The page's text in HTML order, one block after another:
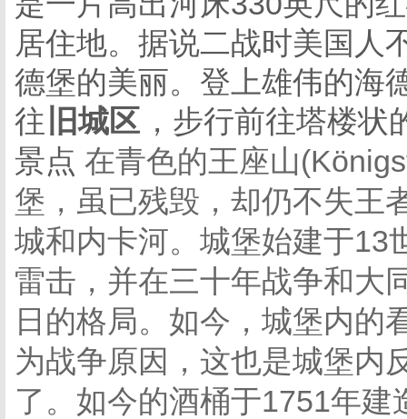
居住地。据说二战时美国人
德堡的美丽。登上雄伟的海
往 旧城区 ，步行前往塔楼
景点 在青色的王座山
堡，虽已残毁，却仍不失王
城和内卡河。城堡始建于13
雷击，并在三十年战争和大
日的格局。如今，城堡内的
为战争原因，这也是城堡内
了。如今的酒桶于1751年